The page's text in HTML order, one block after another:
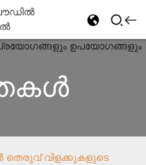
തെരുവ് വിളക്കുകളുടെ